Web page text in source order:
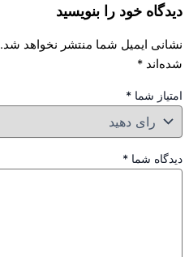
دیدگاه خود را بنویسید
نشانی ایمیل شما منتشر نخواهد شد.
شده‌اند *
امتیاز شما *
دیدگاه شما *